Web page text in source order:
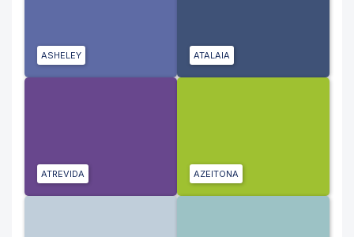
ASHELEY ATALAIA
ATREVIDA AZEITONA